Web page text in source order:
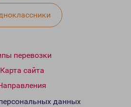
перевозки
Карта сайта
данных